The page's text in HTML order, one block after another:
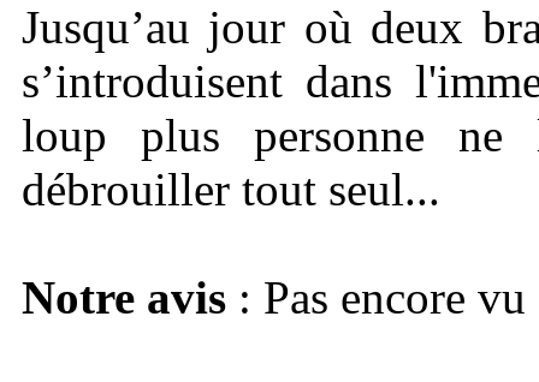
Jusqu’au jour où deux
s’introduisent dans
loup plus personne
débrouiller tout seul...
Notre avis: Pas encore vu